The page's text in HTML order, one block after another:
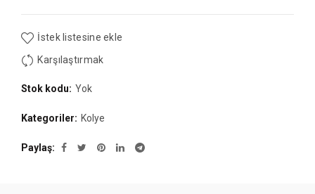
İstek listesine ekle
Karşılaştırmak
Stok kodu: Yok
Kategoriler: Kolye
Paylaş